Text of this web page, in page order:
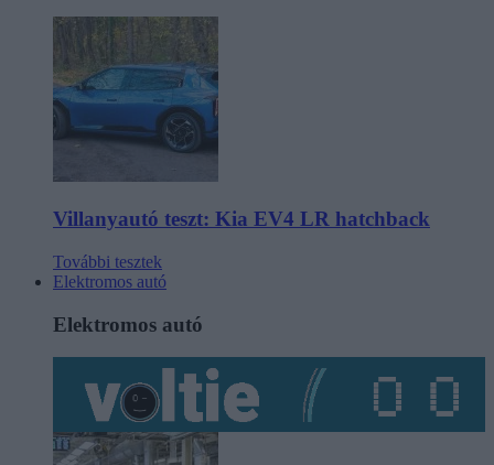
Villanyautó teszt: Kia EV4 LR hatchback
További tesztek
Elektromos autó
Elektromos autó